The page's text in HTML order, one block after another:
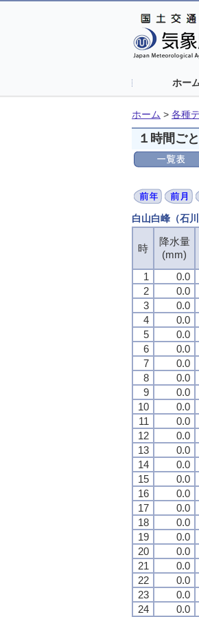
ホー
ホーム > 各種
１時間ご
白山白峰（石
時
降水量
(mm)
1
0.0
2
0.0
3
0.0
4
0.0
5
0.0
6
0.0
7
0.0
8
0.0
9
0.0
10
0.0
11
0.0
12
0.0
13
0.0
14
0.0
15
0.0
16
0.0
17
0.0
18
0.0
19
0.0
20
0.0
21
0.0
22
0.0
23
0.0
24
0.0